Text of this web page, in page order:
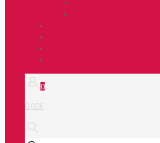
0
0.00€